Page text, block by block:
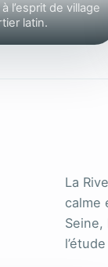
l’esprit de village
latin.
La
calme